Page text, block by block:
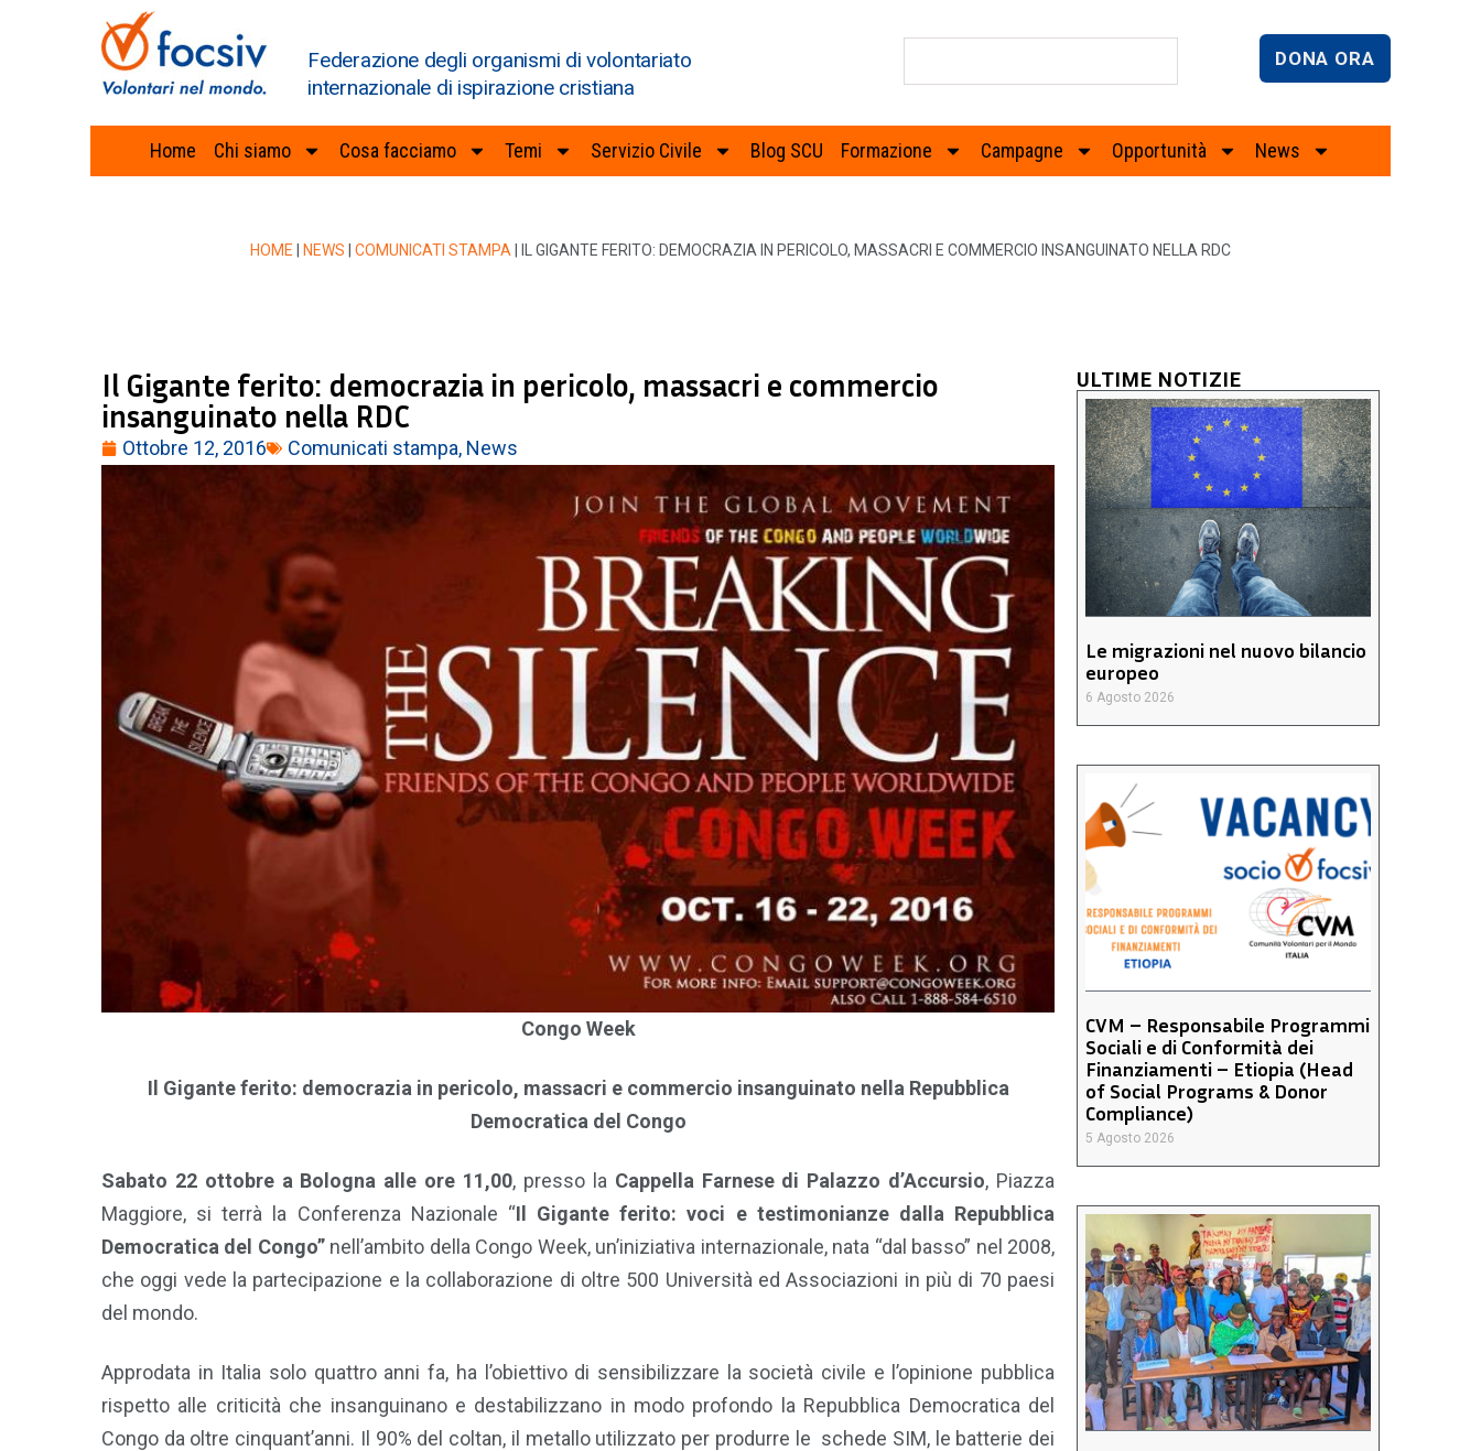
Federazione degli organismi di volontariato
internazionale di ispirazione cristiana
DONA ORA
Home Chi siamo Cosa facciamo Temi Servizio Civile Blog SCU Formazione Campagne Opportunità News
HOME NEWS COMUNICATI STAMPA IL GIGANTE FERITO: DEMOCRAZIA IN PERICOLO, MASSACRI E COMMERCIO INSANGUINATO NELLA RDC
Il Gigante ferito: democrazia in pericolo, massacri e commercio
insanguinato nella RDC
Ottobre 12, 2016 Comunicati stampa, News
Congo Week
Il Gigante ferito: democrazia in pericolo, massacri e commercio insanguinato nella Repubblica
Democratica del Congo
Sabato 22 ottobre a Bologna alle ore 11,00, presso la Cappella Farnese di Palazzo d’Accursio, Piazza
Maggiore, si terrà la Conferenza Nazionale “Il Gigante ferito: voci e testimonianze dalla Repubblica
Democratica del Congo” nell’ambito della Congo Week, un’iniziativa internazionale, nata “dal basso” nel 2008,
che oggi vede la partecipazione e la collaborazione di oltre 500 Università ed Associazioni in più di 70 paesi
del mondo.
Approdata in Italia solo quattro anni fa, ha l’obiettivo di sensibilizzare la società civile e l’opinione pubblica
rispetto alle criticità che insanguinano e destabilizzano in modo profondo la Repubblica Democratica del
Congo da oltre cinquant’anni. Il 90% del coltan, il metallo utilizzato per produrre le schede SIM, le batterie dei
ULTIME NOTIZIE
Le migrazioni nel nuovo bilancio
europeo
6 Agosto 2026
CVM – Responsabile Programmi
Sociali e di Conformità dei
Finanziamenti – Etiopia (Head
of Social Programs & Donor
Compliance)
5 Agosto 2026